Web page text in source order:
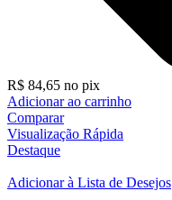
R$ 84,65 no pix
Adicionar ao carrinho
Comparar
Visualização Rápida
Destaque
Adicionar à Lista de Desejos